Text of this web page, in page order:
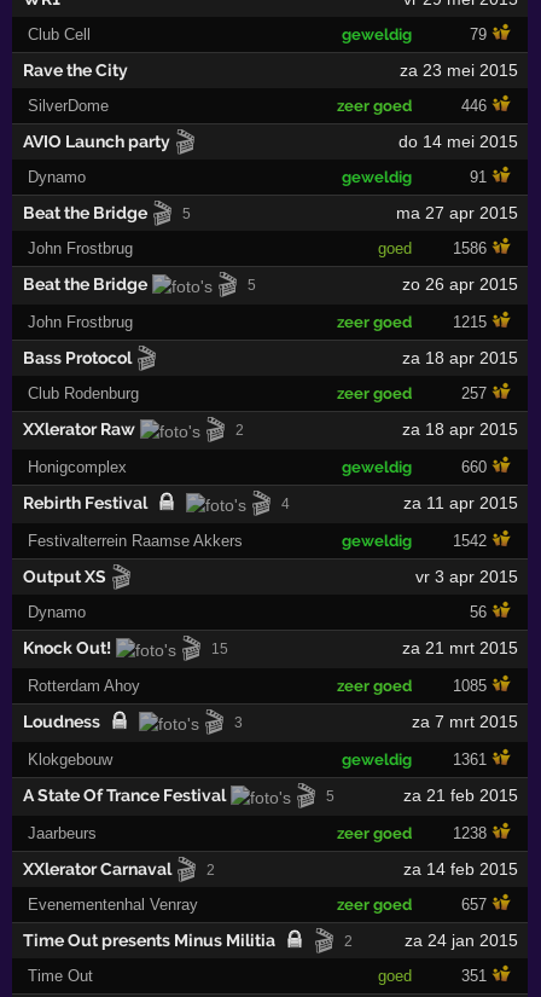
Club Cell geweldig 79
Rave the City za 23 mei 2015
SilverDome zeer goed 446
AVIO Launch party 🎬 do 14 mei 2015
Dynamo geweldig 91
Beat the Bridge 🎬 5 ma 27 apr 2015
John Frostbrug goed 1586
Beat the Bridge 🎬 5 zo 26 apr 2015
John Frostbrug zeer goed 1215
Bass Protocol 🎬 za 18 apr 2015
Club Rodenburg zeer goed 257
XXlerator Raw 🎬 2 za 18 apr 2015
Honigcomplex geweldig 660
Rebirth Festival 🎬 4 za 11 apr 2015
Festivalterrein Raamse Akkers geweldig 1542
Output XS 🎬 vr 3 apr 2015
Dynamo 56
Knock Out! 🎬 15 za 21 mrt 2015
Rotterdam Ahoy zeer goed 1085
Loudness 🎬 3 za 7 mrt 2015
Klokgebouw geweldig 1361
A State Of Trance Festival 🎬 5 za 21 feb 2015
Jaarbeurs zeer goed 1238
XXlerator Carnaval 🎬 2 za 14 feb 2015
Evenementenhal Venray zeer goed 657
Time Out presents Minus Militia 🎬 2 za 24 jan 2015
Time Out goed 351